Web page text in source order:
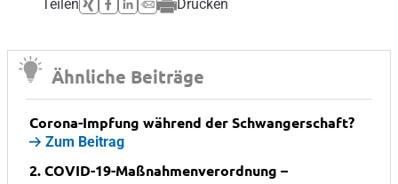
Teilen
Drucken
Ähnliche Beiträge
Corona-Impfung während der Schwangerschaft?
Zum Beitrag
2. COVID-19-Maßnahmenverordnung –